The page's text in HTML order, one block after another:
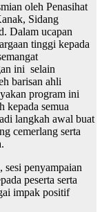
oleh Penasihat
Sidang
Dalam ucapan
tinggi kepada
ini selain
barisan ahli
program ini
kepada semua
langkah awal buat
cemerlang serta
penyampaian
peserta serta
impak positif